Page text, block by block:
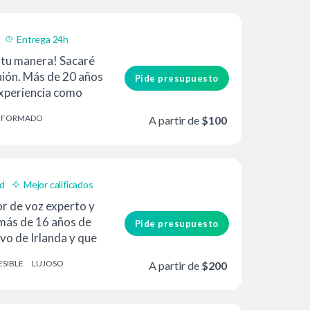
Entrega 24h
manera! Sacaré
Más de 20 años
como
en los principales
Pide presupuesto
A partir de $100
Mejor calificados
de voz experto y
de 16 años de
de Irlanda y que
LUJOSO
Pide presupuesto
A partir de $200